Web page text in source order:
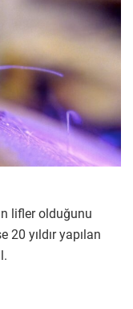
lifler olduğunu
20 yıldır yapılan